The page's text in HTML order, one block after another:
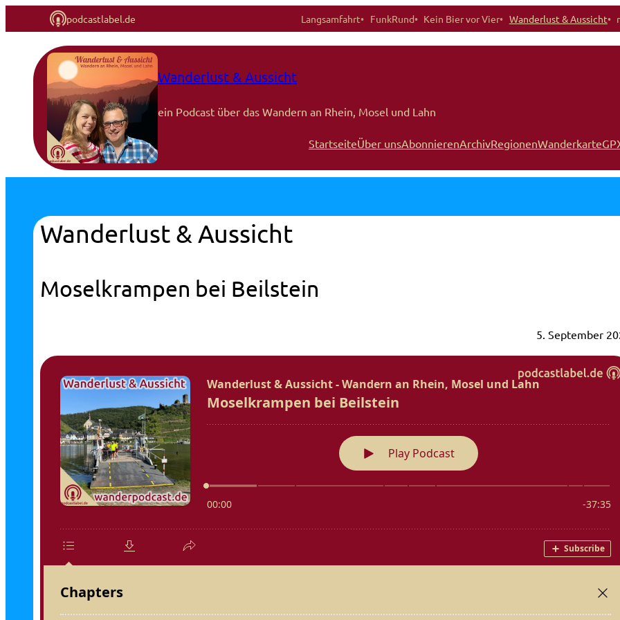
podcastlabel.de Langsamfahrt FunkRund Kein Bier vor Vier Wanderlust & Aussicht
Wanderlust & Aussicht
ein Podcast über das Wandern an Rhein, Mosel und Lahn
StartseiteÜber unsAbonnierenArchivRegionenWanderkarte
Wanderlust & Aussicht
Moselkrampen bei Beilstein
5. September